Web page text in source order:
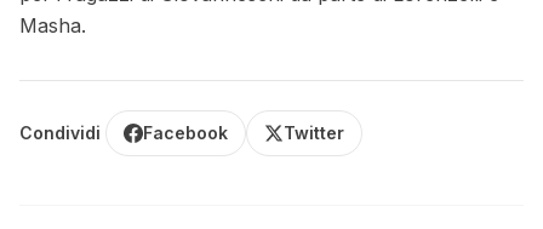
Masha.
Condividi Facebook Twitter